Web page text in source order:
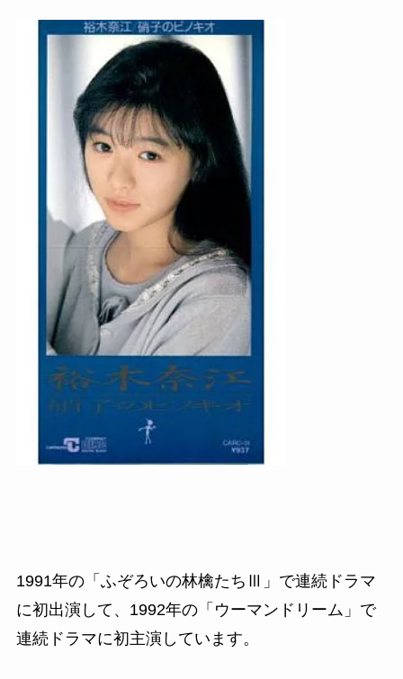
1991年の「ふぞろいの林檎たちⅢ」で連続ドラマ
に初出演して、 1992年の「ウーマンドリーム」で
連続ドラマに初主演しています。